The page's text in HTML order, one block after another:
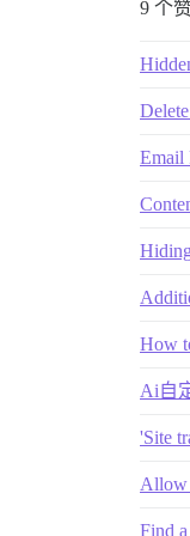
9 个
Email
How
Ai自
'Site
Find